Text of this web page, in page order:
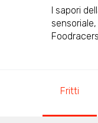
I sapori
Fritti